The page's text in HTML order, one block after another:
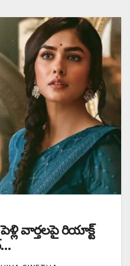
వార్తలపై రియాక్ట్